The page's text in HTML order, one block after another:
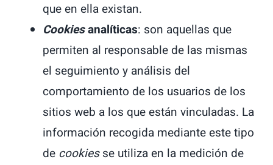
que en ella existan.
Cookiesanalíticas: son aquellas que
permiten al responsable de las mismas
el seguimiento y análisis del
comportamiento de los usuarios de los
sitios web a los que están vinculadas. La
información recogida mediante este tipo
de cookiesse utiliza en la medición de